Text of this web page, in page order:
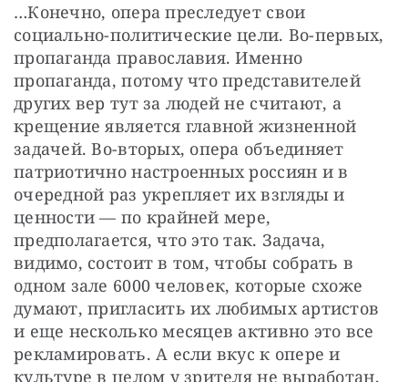
…Конечно, опера преследует свои
социально-политические цели. Во-первых,
пропаганда православия. Именно
пропаганда, потому что представителей
других вер тут за людей не считают, а
крещение является главной жизненной
задачей. Во-вторых, опера объединяет
патриотично настроенных россиян и в
очередной раз укрепляет их взгляды и
ценности — по крайней мере,
предполагается, что это так. Задача,
видимо, состоит в том, чтобы собрать в
одном зале 6000 человек, которые схоже
думают, пригласить их любимых артистов
и еще несколько месяцев активно это все
рекламировать. А если вкус к опере и
культуре в целом у зрителя не выработан,